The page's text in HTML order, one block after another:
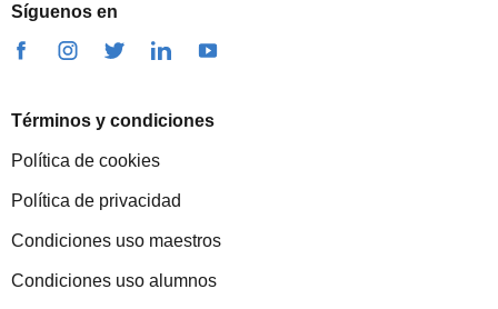
Síguenos en
Términos y condiciones
Política de cookies
Política de privacidad
Condiciones uso maestros
Condiciones uso alumnos